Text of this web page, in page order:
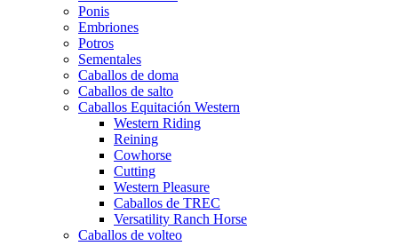
Ponis
Embriones
Potros
Sementales
Caballos de doma
Caballos de salto
Caballos Equitación Western
Western Riding
Reining
Cowhorse
Cutting
Western Pleasure
Caballos de TREC
Versatility Ranch Horse
Caballos de volteo